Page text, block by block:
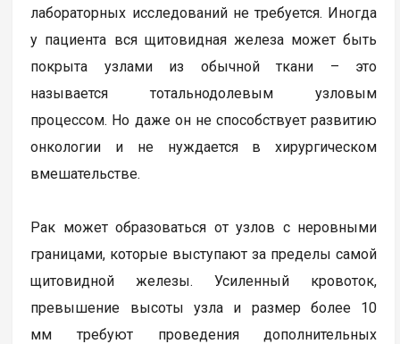
лабораторных исследований не требуется. Иногда
у пациента вся щитовидная железа может быть
покрыта узлами из обычной ткани – это
называется тотальнодолевым узловым
процессом. Но даже он не способствует развитию
онкологии и не нуждается в хирургическом
вмешательстве.
Рак может образоваться от узлов с неровными
границами, которые выступают за пределы самой
щитовидной железы. Усиленный кровоток,
превышение высоты узла и размер более 10
мм требуют проведения дополнительных